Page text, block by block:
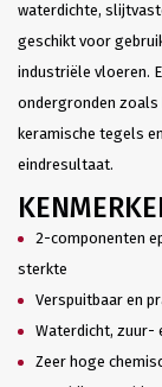
waterdichte,
geschikt voor
industriële vloeren.
ondergronden zoals
keramische tegels
eindresultaat.
2-componenten
sterkte
Verspuitbaar en
Waterdicht, zuur-
Zeer hoge